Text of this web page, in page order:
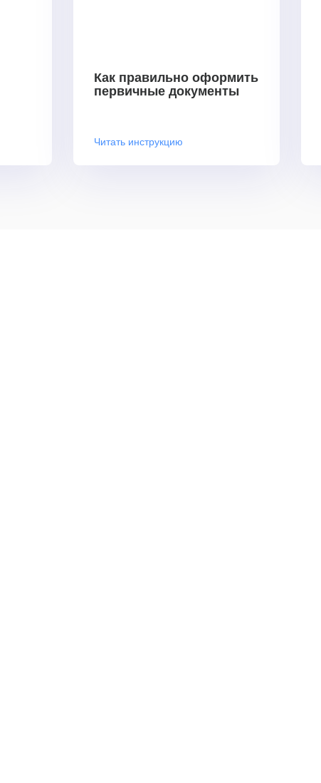
Как правильно оформить
первичные документы
Читать инструкцию